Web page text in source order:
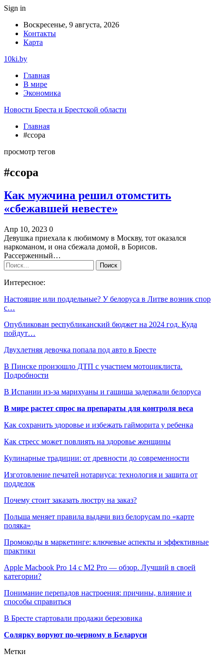
Sign in
Воскресенье, 9 августа, 2026
Контакты
Карта
10ki.by
Главная
В мире
Экономика
Новости Бреста и Брестской области
Главная
#ссора
просмотр тегов
#ссора
Как мужчина решил отомстить
«сбежавшей невесте»
Апр 10, 2023 0
Девушка приехала к любимому в Москву, тот оказался
наркоманом, и она сбежала домой, в Борисов.
Рассерженный…
Интересное:
Настоящие или поддельные? У белоруса в Литве возник спор
с…
Опубликован республиканский бюджет на 2024 год. Куда
пойдут…
Двухлетняя девочка попала под авто в Бресте
В Пинске произошло ДТП с участием мотоциклиста.
Подробности
В Испании из-за марихуаны и гашиша задержали белоруса
В мире растет спрос на препараты для контроля веса
Как сохранить здоровье и избежать гайморита у ребенка
Как стресс может повлиять на здоровье женщины
Кулинарные традиции: от древности до современности
Изготовление печатей нотариуса: технология и защита от
подделок
Почему стоит заказать люстру на заказ?
Польша меняет правила выдачи виз белорусам по «карте
поляка»
Промокоды в маркетинге: ключевые аспекты и эффективные
практики
Apple Macbook Pro 14 с M2 Pro — обзор. Лучший в своей
категории?
Понимание перепадов настроения: причины, влияние и
способы справиться
В Бресте стартовали продажи березовика
Солярку воруют по-черному в Беларуси
Метки